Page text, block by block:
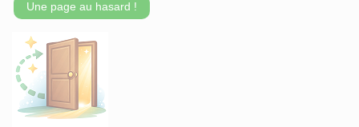
Une page au hasard !